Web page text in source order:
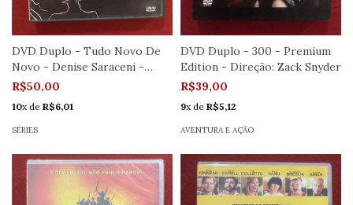
DVD Duplo - Tudo Novo De
Novo - Denise Saraceni -
Seminovo
R$50,00
10x de R$6,01
SÉRIES
DVD Duplo - 300 - Premium
Edition - Direção: Zack Snyder
R$39,00
9x de R$5,12
AVENTURA E AÇÃO